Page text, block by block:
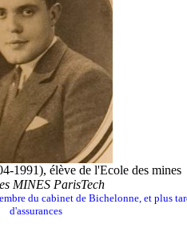
1991), élève de l'Ecole des mines
MINES ParisTech
du cabinet de Bichelonne, et plus
d'assurances